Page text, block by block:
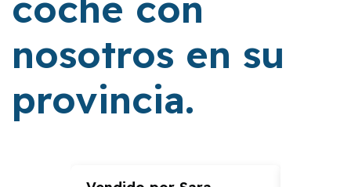
nosotros en su
provincia.